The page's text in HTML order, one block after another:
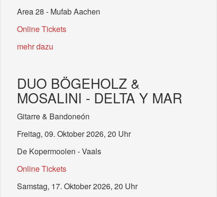
Area 28 - Mufab Aachen
Online Tickets
mehr dazu
DUO BÖGEHOLZ &
MOSALINI - DELTA Y MAR
Gitarre & Bandoneón
Freitag, 09. Oktober 2026, 20 Uhr
De Kopermoolen - Vaals
Online Tickets
Samstag, 17. Oktober 2026, 20 Uhr